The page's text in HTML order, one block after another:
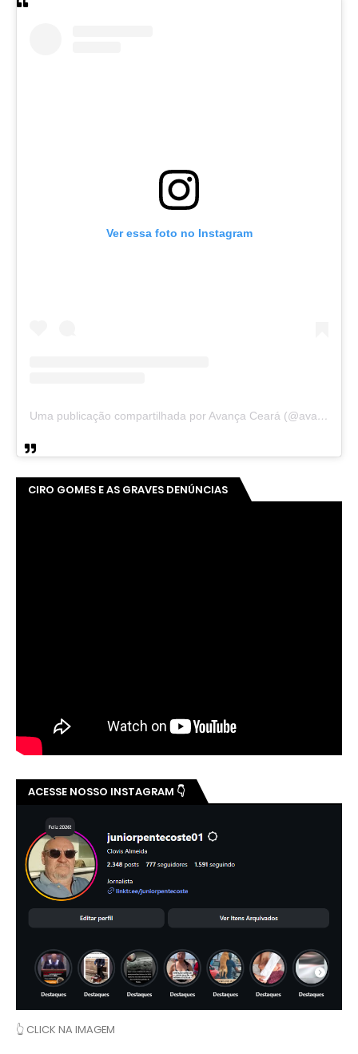
Ver essa foto no Instagram
Uma publicação compartilhada por Avança Ceará (@avancaceara)
CIRO GOMES E AS GRAVES DENÚNCIAS
ACESSE NOSSO INSTAGRAM 👇
👆 CLICK NA IMAGEM